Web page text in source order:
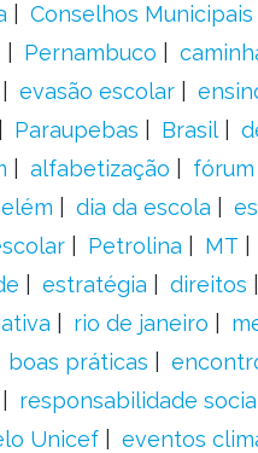
Conselhos Municipais
Pernambuco
evasão escolar
Paraupebas Brasil
alfabetização
dia da escola
Petrolina MT
estratégia direitos
rio de janeiro
boas práticas
responsabilidade
Unicef eventos